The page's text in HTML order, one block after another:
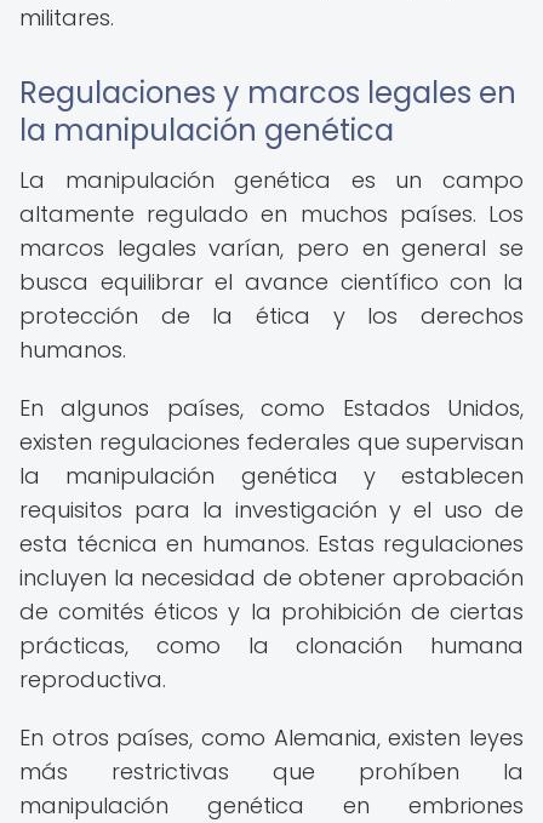
militares.
Regulaciones y marcos legales en
la manipulación genética
La manipulación genética es un campo
altamente regulado en muchos países. Los
marcos legales varían, pero en general se
busca equilibrar el avance científico con la
protección de la ética y los derechos
humanos.
En algunos países, como Estados Unidos,
existen regulaciones federales que supervisan
la manipulación genética y establecen
requisitos para la investigación y el uso de
esta técnica en humanos. Estas regulaciones
incluyen la necesidad de obtener aprobación
de comités éticos y la prohibición de ciertas
prácticas, como la clonación humana
reproductiva.
En otros países, como Alemania, existen leyes
más restrictivas que prohíben la
manipulación genética en embriones